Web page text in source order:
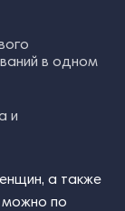
в одном
и
а также
можно по